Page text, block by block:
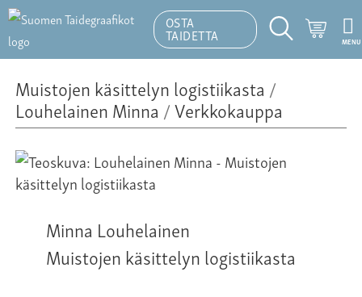
OSTA
TAIDETTA
Hakutoiminto
MENU
Muistojen käsittelyn logistiikasta /
Louhelainen Minna /Verkkokauppa
Minna Louhelainen
Muistojen käsittelyn logistiikasta